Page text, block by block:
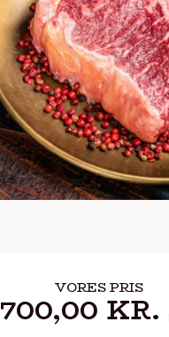
VORES PRIS
700,00 KR.